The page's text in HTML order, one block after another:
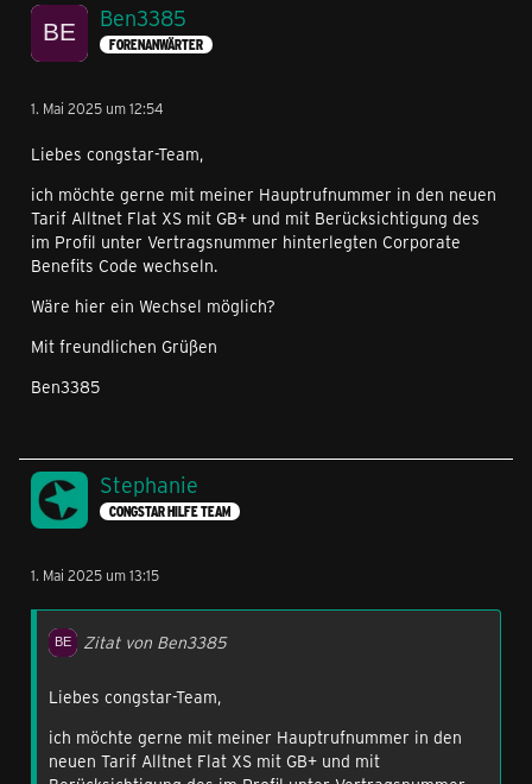
Ben3385
FORENANWÄRTER
1. Mai 2025 um 12:54
Liebes congstar-Team,
ich möchte gerne mit meiner Hauptrufnummer in den neuen
Tarif Alltnet Flat XS mit GB+ und mit Berücksichtigung des
im Profil unter Vertragsnummer hinterlegten Corporate
Benefits Code wechseln.
Wäre hier ein Wechsel möglich?
Mit freundlichen Grüßen
Ben3385
Stephanie
CONGSTAR HILFE TEAM
1. Mai 2025 um 13:15
Zitat von Ben3385
Liebes congstar-Team,
ich möchte gerne mit meiner Hauptrufnummer in den
neuen Tarif Alltnet Flat XS mit GB+ und mit